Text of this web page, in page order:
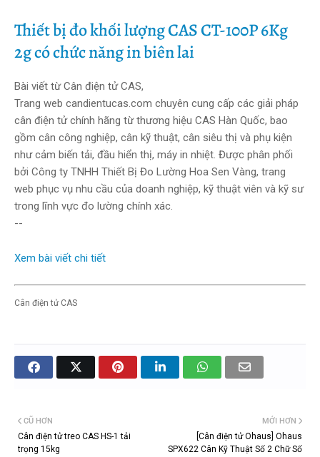
Thiết bị đo khối lượng CAS CT-100P 6Kg
2g có chức năng in biên lai
Bài viết từ Cân điện tử CAS,
Trang web candientucas.com chuyên cung cấp các giải pháp
cân điện tử chính hãng từ thương hiệu CAS Hàn Quốc, bao
gồm cân công nghiệp, cân kỹ thuật, cân siêu thị và phụ kiện
như cảm biến tải, đầu hiển thị, máy in nhiệt. Được phân phối
bởi Công ty TNHH Thiết Bị Đo Lường Hoa Sen Vàng, trang
web phục vụ nhu cầu của doanh nghiệp, kỹ thuật viên và kỹ sư
trong lĩnh vực đo lường chính xác.
--
Xem bài viết chi tiết
Cân điện tử CAS
MỚI HƠN
[Cân điện tử Ohaus] Ohaus
SPX622 Cân Kỹ Thuật Số 2 Chữ Số
CŨ HƠN
Cân điện tử treo CAS HS-1 tải
trọng 15kg